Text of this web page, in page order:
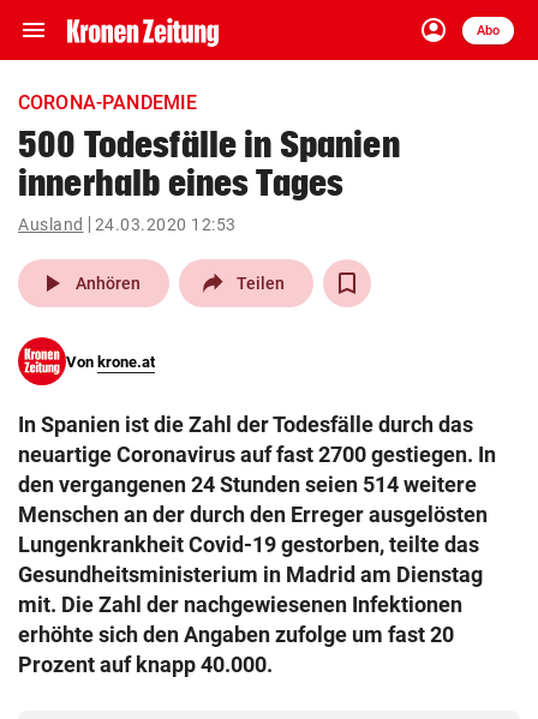
menu Navigation
ein-/ausklappen
account_circle
Anmelden
Abo
close Schließen
account_circle Anmelden
pin_drop
Wien arrow_right
search
eingeben
© Krone Multimedia GmbH & Co KG 2026
Muthgasse 2, 1190 Wien
CORONA-PANDEMIE
500 Todesfälle in Spanien
innerhalb eines Tages
Ausland 24.03.2020 12:53
play_arrow Anhören Teilen
Von krone.at
In Spanien ist die Zahl der Todesfälle durch das
neuartige Coronavirus auf fast 2700 gestiegen. In
den vergangenen 24 Stunden seien 514 weitere
Menschen an der durch den Erreger ausgelösten
Lungenkrankheit Covid-19 gestorben, teilte das
Gesundheitsministerium in Madrid am Dienstag
mit. Die Zahl der nachgewiesenen Infektionen
erhöhte sich den Angaben zufolge um fast 20
Prozent auf knapp 40.000.